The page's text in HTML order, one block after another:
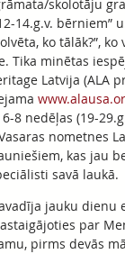
skolotāju
14.g.v. bērniem”
ko tālāk?”, ko
Tika minētas
Latvija (ALA
8 nedēļas (19-
nometnes
kas jau
savā laukā.
jauku dienu
par
pirms devās